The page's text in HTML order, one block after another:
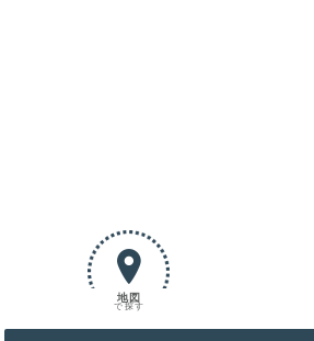
地図
で探す